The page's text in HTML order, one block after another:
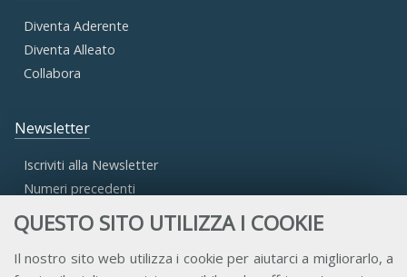
QUESTO SITO UTILIZZA I COOKIE
Il nostro sito web utilizza i cookie per aiutarci a migliorarlo, a
Diventa Aderente
Diventa Alleato
Collabora
Newsletter
Iscriviti alla Newsletter
Numeri precedenti